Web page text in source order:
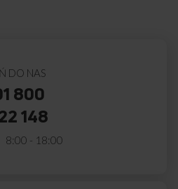
DO NAS
800
148
8:00 - 18:00